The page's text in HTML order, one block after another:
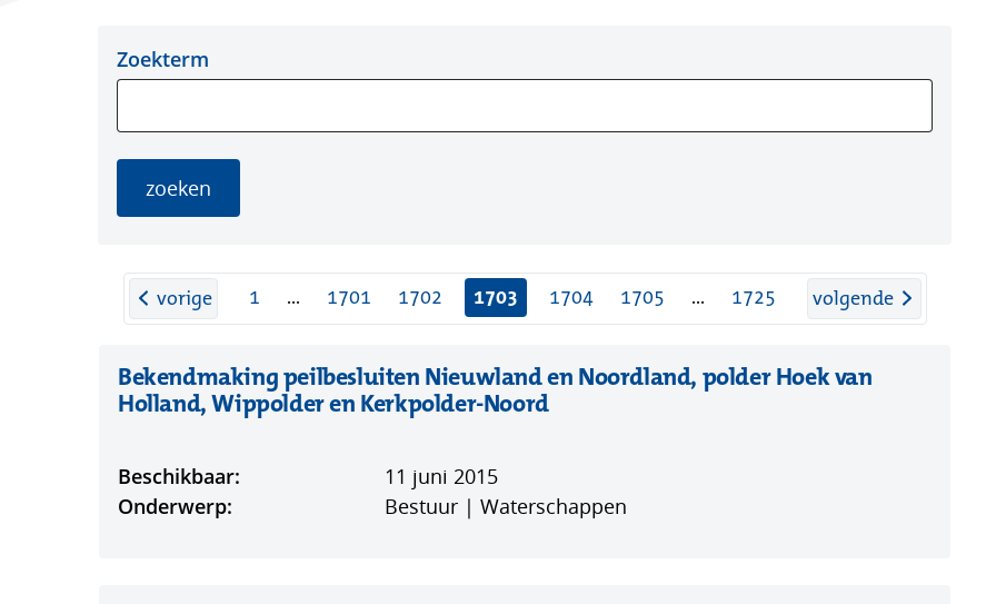
Zoeken
in
de
bekendmakingen
Zoeken in de
bekendmakingen
Zoekterm
zoeken
vorigepagina
1 ... 1701 1702 1703 1704 1705 ... 1725 volgendepagina
Bekendmaking peilbesluiten Nieuwland en Noordland, polder Hoek van
Holland, Wippolder en Kerkpolder-Noord(opent
Beschikbaar:
11 juni 2015
Onderwerp:
Bestuur | Waterschappen